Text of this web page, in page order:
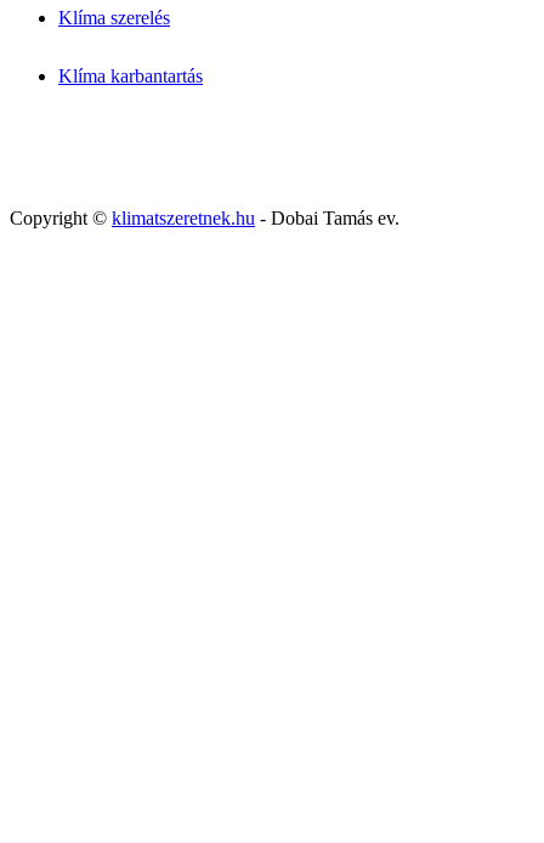
Klíma szerelés
Klíma karbantartás
Copyright © klimatszeretnek.hu - Dobai Tamás ev.